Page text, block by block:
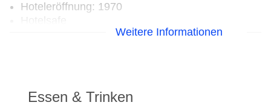
Hoteleröffnung: 1970
Hotelsafe
WLAN/WiFi im Hotel: gegen Gebühr
Gesamtanzahl der Stockwerke: 14
Gesamtanzahl der Zimmer: 278
Weitere Informationen
Essen & Trinken